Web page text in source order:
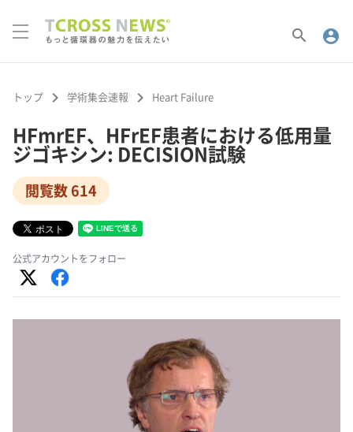
search account_circle
トップ keyboard_arrow_right 学術集会速報 keyboard_arrow_right Heart Failure
HFmrEF、HFrEF患者における低用量
ジゴキシン: DECISION試験
閲覧数 614
公式アカウントをフォロー